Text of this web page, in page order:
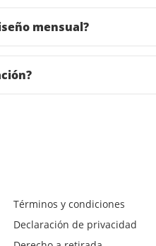
mensual?
Términos y condiciones
Declaración de privacidad